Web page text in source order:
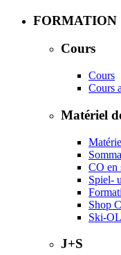
FORMATION
Cours
Cours
Cours
Matériel
CO en
Spiel-
Shop
Ski-
J+S